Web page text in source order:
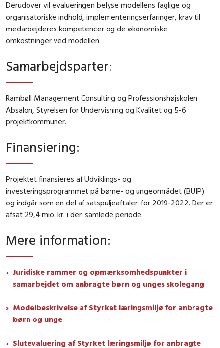
Derudover vil evalueringen belyse modellens faglige og
organisatoriske indhold, implementeringserfaringer, krav til
medarbejderes kompetencer og de økonomiske
omkostninger ved modellen.
Samarbejdsparter:
Rambøll Management Consulting og Professionshøjskolen
Absalon, Styrelsen for Undervisning og Kvalitet og 5-6
projektkommuner.
Finansiering:
Projektet finansieres af Udviklings- og
investeringsprogrammet på børne- og ungeområdet (BUIP)
og indgår som en del af satspuljeaftalen for 2019-2022. Der er
afsat 29,4 mio. kr. i den samlede periode.
Mere information:
Juridiske rammer og opmærksomhedspunkter i
samarbejdet om anbragte børn og unges skolegang
Modelbeskrivelse af Styrket læringsmiljø for anbragte
børn og unge
Slutevaluering af Styrket læringsmiljø for anbragte